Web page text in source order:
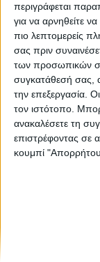
περιγράφεται
για να αρνηθείτε
πιο λεπτομερείς
σας πριν
των προσωπικών
συγκατάθεσή σας,
την επεξεργασία.
τον ιστότοπο.
ανακαλέσετε τη
επιστρέφοντας σε
κουμπί
Moto Guzzi
μοτοσυκλέτες -
οδηγήσετε
Η Moto Guzzi
την ευκαιρία στο
μοτοσυκλέτες
δίκτυο